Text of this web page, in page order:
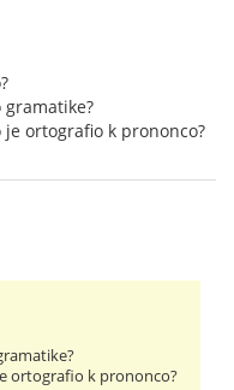
ortografio k prononco?
ortografio k prononco?